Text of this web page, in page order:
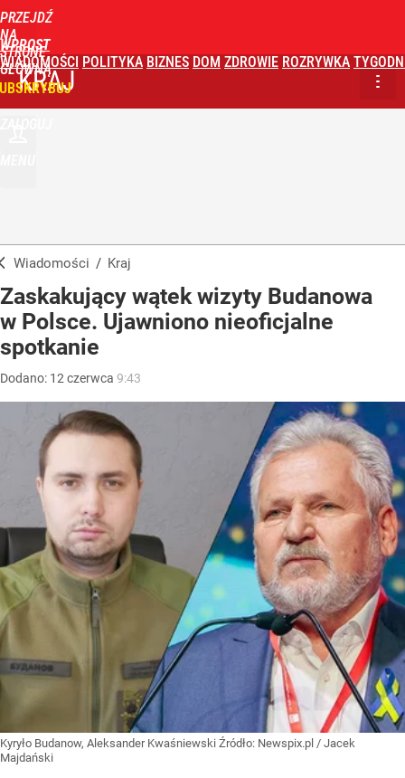
PRZEJDŹ
NA
STRONĘ
GŁÓWNĄ
WPROST
WIADOMOŚCI POLITYKA BIZNES DOM ZDROWIE ROZRYWKA
KRAJ
Wiadomości / Kraj
Zaskakujący wątek wizyty Budanowa
w Polsce. Ujawniono nieoficjalne
spotkanie
Dodano: 12 czerwca 9:43
Kyryło Budanow, Aleksander Kwaśniewski Źródło: Newspix.pl / Jacek
Majdański